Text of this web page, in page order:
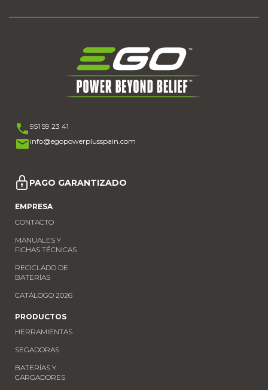
951 59 23 41
info@egopowerplusspain.com
PAGO GARANTIZADO
EMPRESA
CONTACTO
MANUALES Y
FICHAS TÉCNICAS
RECICLADO DE
BATERÍAS
CATÁLOGO 2026
PRODUCTOS
HERRAMIENTAS
SEGADORAS
BATERÍAS Y
CARGADORES